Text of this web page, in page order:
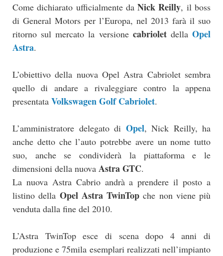
Come dichiarato ufficialmente daNick Reilly, il boss
di General Motors per l’Europa, nel 2013 farà il suo
ritorno sul mercato la versione cabrioletdellaOpel
Astra.
L’obiettivo della nuova Opel Astra Cabriolet sembra
quello di andare a rivaleggiare contro la appena
presentata Volkswagen Golf Cabriolet.
L’amministratore delegato di Opel, Nick Reilly, ha
anche detto che l’auto potrebbe avere un nome tutto
suo, anche se condividerà la piattaforma e le
dimensioni della nuova Astra GTC.
La nuova Astra Cabrio andrà a prendere il posto a
listino della Opel Astra TwinTop che non viene più
venduta dalla fine del 2010.
L’Astra TwinTop esce di scena dopo 4 anni di
produzione e 75mila esemplari realizzati nell’impianto